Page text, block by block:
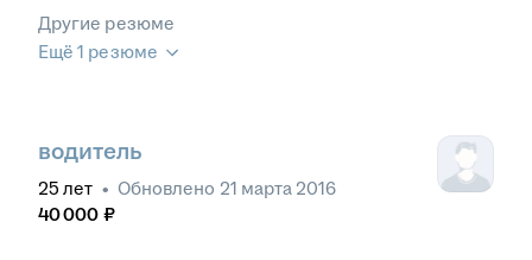
Другие резюме
Ещё 1 резюме
водитель
25 лет • Обновлено 21 марта 2016
40 000 ₽